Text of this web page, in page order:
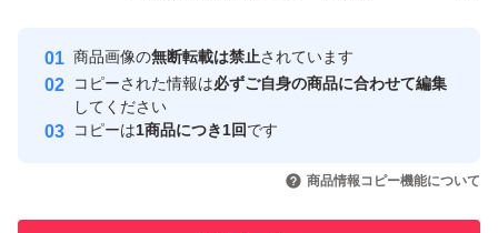
安心取引出品者
心・安全なユーザーです
取引実績
引を完了させた実績があります
商品画像の無断転載は禁止されています
コピーされた情報は必ずご自身の商品に合わせて編集
してください
コピーは1商品につき1回です
商品情報コピー機能について